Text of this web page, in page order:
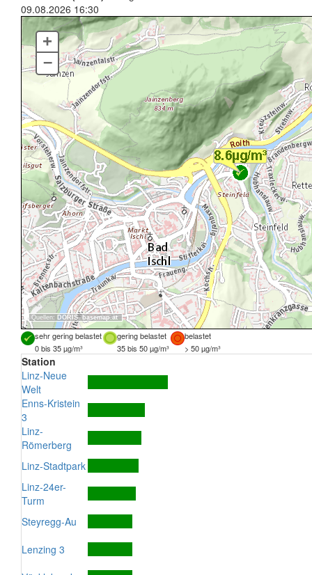
09.08.2026 16:30
Quellen: DORIS, basemap.at
+
–
sehr gering belastet gering belastet
belastet
0 bis 35 µg/m³
35 bis 50 µg/m³ > 50 µg/m³
Station
Linz-Neue
Welt
Enns-Kristein
3
Linz-
Römerberg
Linz-Stadtpark
Linz-24er-
Turm
Steyregg-Au
Lenzing 3